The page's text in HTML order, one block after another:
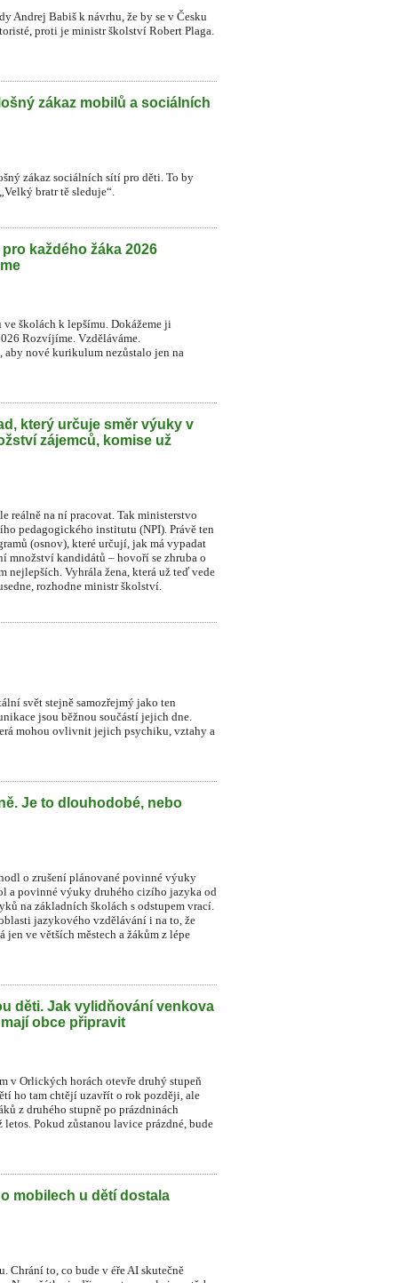
Andrej Babiš k návrhu, že by se v Česku
proti je ministr školství Robert Plaga.
zákaz mobilů a sociálních
zákaz sociálních sítí pro děti. To by
bratr tě sleduje“.
každého žáka 2026
školách k lepšímu. Dokážeme ji
Rozvíjíme. Vzděláváme.
aby nové kurikulum nezůstalo jen na
který určuje směr výuky v
zájemců, komise už
reálně na ní pracovat. Tak ministerstvo
pedagogického institutu (NPI). Právě ten
(osnov), které určují, jak má vypadat
množství kandidátů – hovoří se zhruba o
nejlepších. Vyhrála žena, která už teď vede
rozhodne ministr školství.
svět stejně samozřejmý jako ten
jsou běžnou součástí jejich dne.
mohou ovlivnit jejich psychiku, vztahy a
Je to dlouhodobé, nebo
o zrušení plánované povinné výuky
a povinné výuky druhého cizího jazyka od
na základních školách s odstupem vrací.
jazykového vzdělávání i na to, že
ve větších městech a žákům z lépe
děti. Jak vylidňování venkova
obce připravit
v Orlických horách otevře druhý stupeň
ho tam chtějí uzavřít o rok později, ale
z druhého stupně po prázdninách
Pokud zůstanou lavice prázdné, bude
mobilech u dětí dostala
Chrání to, co bude v éře AI skutečně